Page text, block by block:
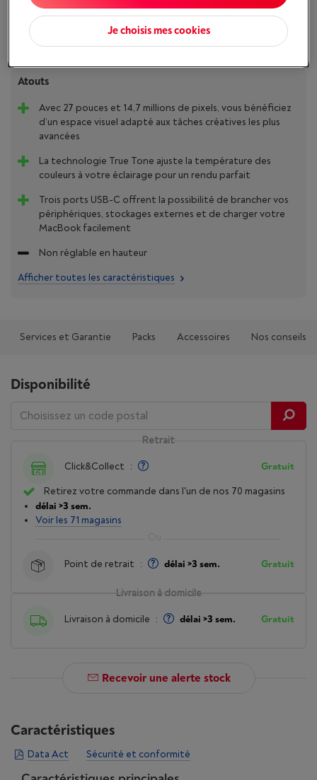
Comparer
Atouts
Avec 27 pouces et 14,7 millions de pixels, vous bénéficiez
d’un espace visuel adapté aux tâches créatives les plus
avancées
La technologie True Tone ajuste la température des
couleurs à votre éclairage pour un rendu parfait
Trois ports USB-C offrent la possibilité de brancher vos
périphériques, stockages externes et de charger votre
MacBook facilement
Non réglable en hauteur
Afficher toutes les caractéristiques
Services et Garantie Packs Accessoires Nos conseils
Disponibilité
Livraison à domicile
Livraison à domicile : délai >3 sem. Gratuit
Retrait
Click&Collect : Gratuit
Retirez votre commande dans l'un de nos 70 magasins
délai >3 sem.
Voir les 71 magasins
Point de retrait : délai >3 sem. Gratuit
Recevoir une alerte stock
Caractéristiques
Sécurité et conformité
Data Act
Je choisis mes cookies